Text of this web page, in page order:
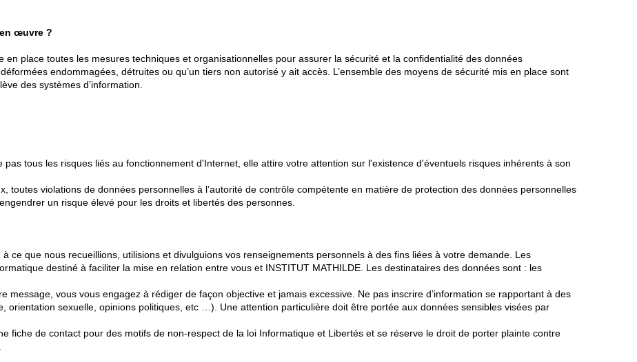
œuvre ?
en place toutes les mesures techniques et organisationnelles pour assurer la sécurité et la confidentialité des données
endommagées, détruites ou qu’un tiers non autorisé y ait accès. L’ensemble des moyens de sécurité mis en place sont
des systèmes d’information.
tous les risques liés au fonctionnement d'Internet, elle attire votre attention sur l'existence d'éventuels risques inhérents à son
toutes violations de données personnelles à l’autorité de contrôle compétente en matière de protection des données personnelles
un risque élevé pour les droits et libertés des personnes.
ce que nous recueillions, utilisions et divulguions vos renseignements personnels à des fins liées à votre demande. Les
destiné à faciliter la mise en relation entre vous et INSTITUT MATHILDE. Les destinataires des données sont : les
message, vous vous engagez à rédiger de façon objective et jamais excessive. Ne pas inscrire d’information se rapportant à des
orientation sexuelle, opinions politiques, etc …). Une attention particulière doit être portée aux données sensibles visées par
fiche de contact pour des motifs de non-respect de la loi Informatique et Libertés et se réserve le droit de porter plainte contre